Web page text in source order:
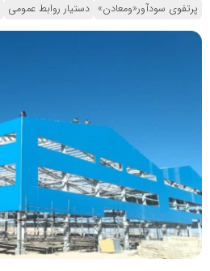
پرتفوی سودآور«ومعادن» دستیار روابط عمومی